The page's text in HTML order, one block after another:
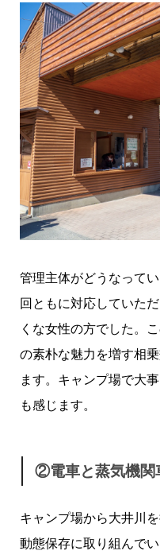
管理主体がどうなって
回ともに対応していた
くな女性の方でした。
の素朴な魅力を増す相
ます。キャンプ場で大
も感じます。
②電車と蒸気機関
キャンプ場から大井川
動態保存に取り組んで